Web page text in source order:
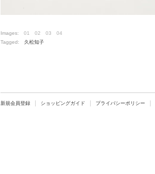
Images: 01 02 03
04
Tagged: 久松知子
新規会員登録 ショッピングガイド プライバシーポリシー